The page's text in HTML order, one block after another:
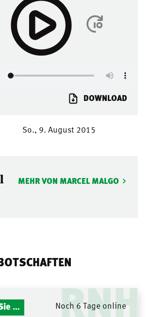
DOWNLOAD
So., 9. August 2015
MEHR VON MARCEL MALGO
RNH
RNH - Für Sie gelesen Noch 6 Tage online